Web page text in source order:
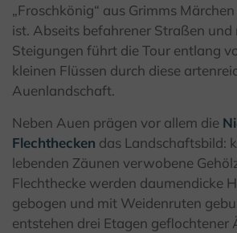
„Froschkönig“ aus Grimms
ist. Abseits befahrener Straßen
Steigungen führt die Tour entlang
kleinen Flüssen durch diese
Auenlandschaft.
Neben Auen prägen vor allem die
Flechthecken das Landschaftsbild:
lebenden Zäunen verwobene
Flechthecke werden daumendicke
gebogen und mit Weidenruten
entstehen drei Etagen geflochtener